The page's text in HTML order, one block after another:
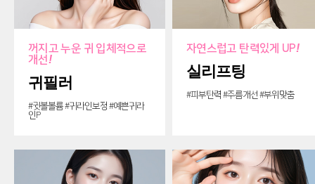
꺼지고 누운 귀 입체적으로
개선!
귀필러
#귓볼볼륨 #귀라인보정 #예쁜귀라
인P
자연스럽고 탄력있게 UP!
실리프팅
#피부탄력 #주름개선 #부위맞춤